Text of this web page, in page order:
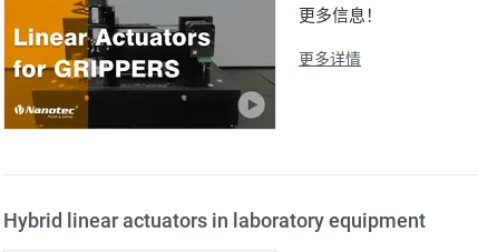
更多信息！
更多详情
Hybrid linear actuators in laboratory equipment